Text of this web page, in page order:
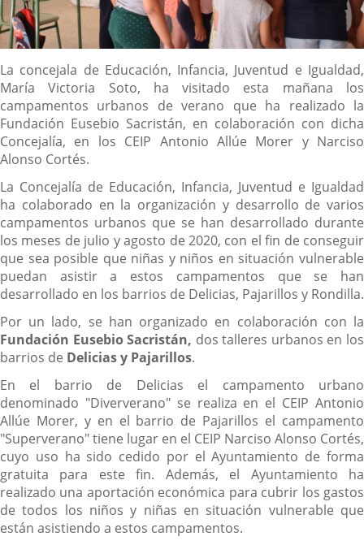
Descripción
La concejala de Educación, Infancia, Juventud e Igualdad,
María Victoria Soto, ha visitado esta mañana los
campamentos urbanos de verano que ha realizado la
Fundación Eusebio Sacristán, en colaboración con dicha
Concejalía, en los CEIP Antonio Allúe Morer y Narciso
Alonso Cortés.
La Concejalía de Educación, Infancia, Juventud e Igualdad
ha colaborado en la organización y desarrollo de varios
campamentos urbanos que se han desarrollado durante
los meses de julio y agosto de 2020, con el fin de conseguir
que sea posible que niñas y niños en situación vulnerable
puedan asistir a estos campamentos que se han
desarrollado en los barrios de Delicias, Pajarillos y Rondilla.
Por un lado, se han organizado en colaboración con la
Fundación Eusebio Sacristán, dos talleres urbanos en los
barrios de Delicias y Pajarillos.
En el barrio de Delicias el campamento urbano
denominado "Diververano" se realiza en el CEIP Antonio
Allúe Morer, y en el barrio de Pajarillos el campamento
"Superverano" tiene lugar en el CEIP Narciso Alonso Cortés,
cuyo uso ha sido cedido por el Ayuntamiento de forma
gratuita para este fin. Además, el Ayuntamiento ha
realizado una aportación económica para cubrir los gastos
de todos los niños y niñas en situación vulnerable que
están asistiendo a estos campamentos.